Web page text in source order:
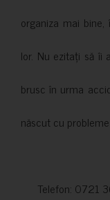
organiza mai
lor. Nu ezitați să îi
brusc în urma
născut cu
Telefon: